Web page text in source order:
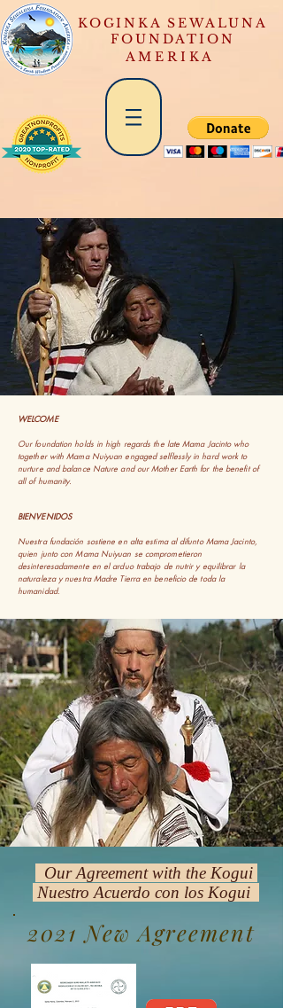
KOGINKA SEWALUNA
FOUNDATION
A M E R I K A
WELCOME
Our foundation holds in high regards the late Mama Jacinto who
together with Mama Nuiyuan engaged selflessly in hard work to
nurture and balance Nature and our Mother Earth for the benefit of
all of humanity.
BIENVENIDOS
Nuestra fundación sostiene en alta estima al difunto Mama Jacinto,
quien junto con Mama Nuiyuan se comprometieron
desinteresadamente en el arduo trabajo de nutrir y equilibrar la
naturaleza y nuestra Madre Tierra en beneficio de toda la
humanidad.
Our Agreement with the Kogui
Nuestro Acuerdo con los Kogui
2021 New Agreement